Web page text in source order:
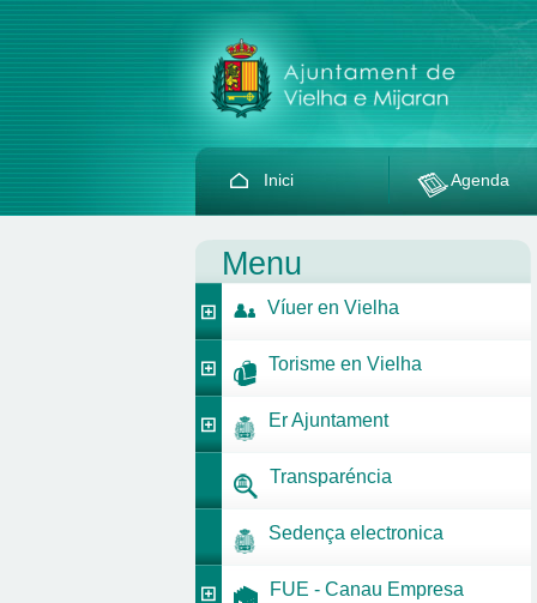
Inici Agenda
Menu
Víuer en Vielha
Torisme en Vielha
Er Ajuntament
Transparéncia
Sedença electronica
FUE - Canau Empresa